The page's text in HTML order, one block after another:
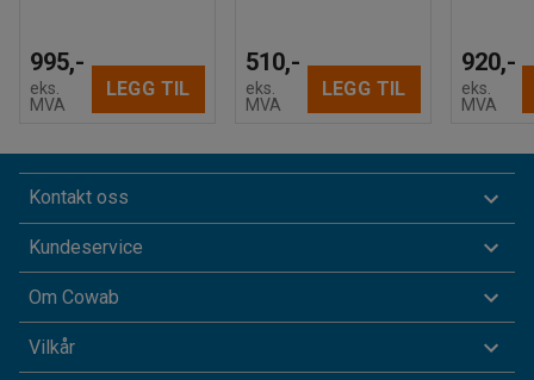
995,-
eks.
MVA
LEGG TIL
510,-
eks.
MVA
LEGG TIL
920,-
eks.
MVA
Kontakt oss
Kundeservice
Om Cowab
Vilkår